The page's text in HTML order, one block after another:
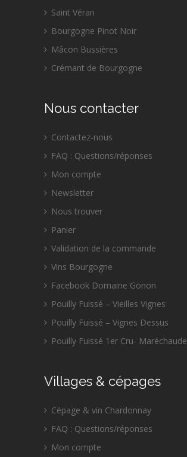
Saint Véran
Bourgogne Pinot Noir
Mâcon Bussières
Crémant de Bourgogne
Nous contacter
Contactez-nous
FAQ : Questions/réponses
Mon compte
Newsletter
Nous trouver
Panier
Validation de la commande
Vins Bourgogne
Facebook Domaine Gonon
Pouilly Fuissé – Vieilles Vignes
Pouilly Fuissé – Vignes Dessus
Pouilly Fuissé 1er Cru- Maréchaude
Villages & cépages
Cépage & vin Chardonnay
FAQ : Questions/réponses
Mon compte